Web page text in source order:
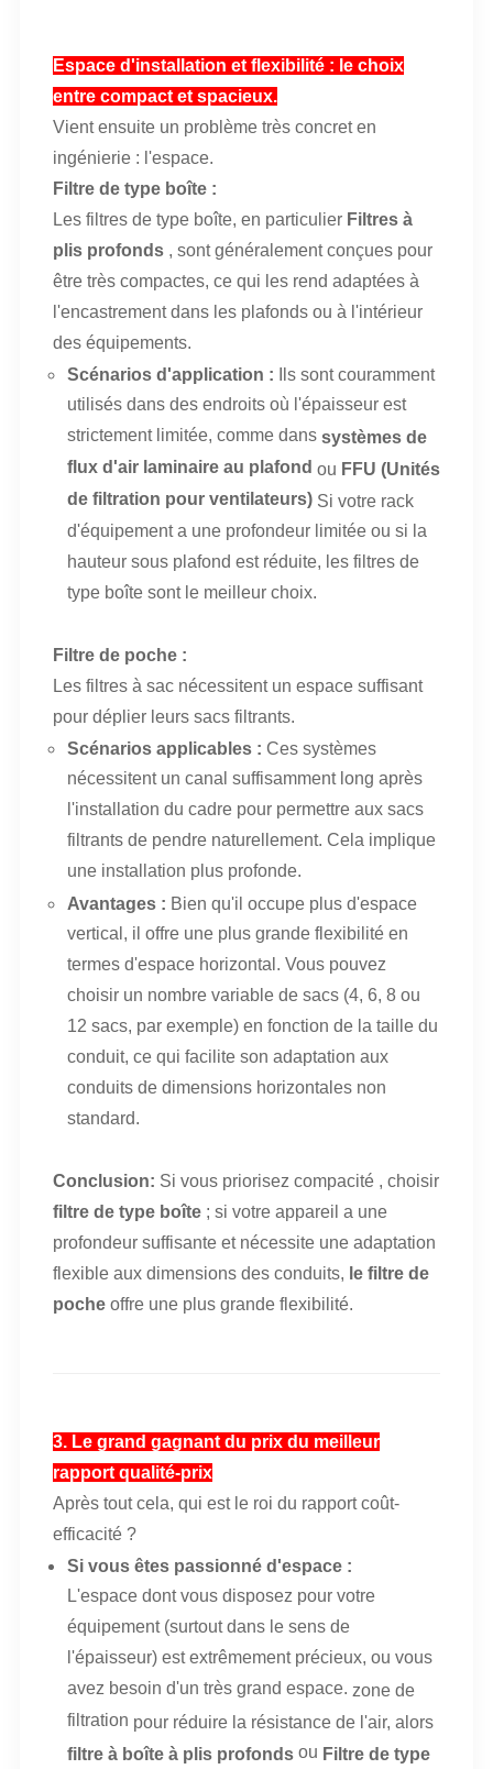
Espace d'installation et flexibilité : le choix
entre compact et spacieux.
Vient ensuite un problème très concret en
ingénierie : l'espace.
Filtre de type boîte :
Les filtres de type boîte, en particulier Filtres à
plis profonds , sont généralement conçues pour
être très compactes, ce qui les rend adaptées à
l'encastrement dans les plafonds ou à l'intérieur
des équipements.
Scénarios d'application :
Ils sont couramment
utilisés dans des endroits où l'épaisseur est
strictement limitée, comme dans systèmes de
flux d'air laminaire au plafond ou FFU (Unités
de filtration pour ventilateurs) Si votre rack
d'équipement a une profondeur limitée ou si la
hauteur sous plafond est réduite, les filtres de
type boîte sont le meilleur choix.
Filtre de poche :
Les filtres à sac nécessitent un espace suffisant
pour déplier leurs sacs filtrants.
Scénarios applicables : Ces systèmes
nécessitent un canal suffisamment long après
l'installation du cadre pour permettre aux sacs
filtrants de pendre naturellement. Cela implique
une installation plus profonde.
Avantages : Bien qu'il occupe plus d'espace
vertical, il offre une plus grande flexibilité en
termes d'espace horizontal. Vous pouvez
choisir un nombre variable de sacs (4, 6, 8 ou
12 sacs, par exemple) en fonction de la taille du
conduit, ce qui facilite son adaptation aux
conduits de dimensions horizontales non
standard.
Conclusion: Si vous priorisez compacité , choisir
filtre de type boîte ; si votre appareil a une
profondeur suffisante et nécessite une adaptation
flexible aux dimensions des conduits, le filtre de
poche offre une plus grande flexibilité.
3. Le grand gagnant du prix du meilleur
rapport qualité-prix
Après tout cela, qui est le roi du rapport coût-
efficacité ?
Si vous êtes passionné d'espace :
L'espace dont vous disposez pour votre
équipement (surtout dans le sens de
l'épaisseur) est extrêmement précieux, ou vous
avez besoin d'un très grand espace. zone de
filtration pour réduire la résistance de l'air, alors
filtre à boîte à plis profonds ou Filtre de type